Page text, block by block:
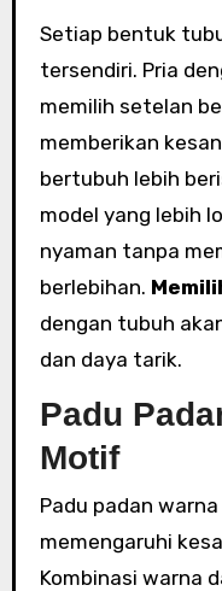
Setiap bentuk
tersendiri. Pria
memilih setelan
memberikan
bertubuh lebih
model yang lebih
nyaman tanpa
berlebihan.
dengan tubuh
dan daya tarik.
Padu
Motif
Padu padan warna
memengaruhi
Kombinasi warna